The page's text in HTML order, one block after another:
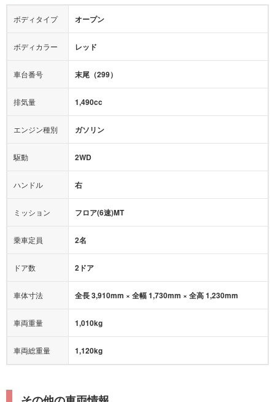
エアロパーツ
ローダウン
カーナビ：メモリーナビ他
ミュージックプレイヤー接続可
後席モニター
カメラ：バック
エアバッグ：
運転席 助手席
衝撃緩和ヘッドレスト
サポカー
アダプティブクルーズコントロール
ヒルディセントコントロール
オートマチックハイビーム
ボディタイプ オープン
ボディカラー レッド
車台番号 末尾（299）
排気量 1,490cc
エンジン種別 ガソリン
駆動 2WD
ハンドル 右
ミッション フロア(6速)MT
乗車定員 2名
ドア数 2ドア
車体寸法 全長 3,910mm × 全幅 1,730mm × 全高 1,230mm
車両重量 1,010kg
車両総重量 1,120kg